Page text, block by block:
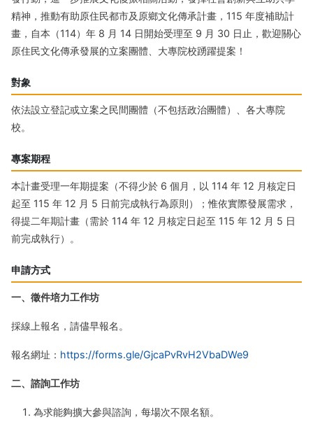
精神，推動有助原住民都市及原鄉文化傳承計畫，115 年度補助計
畫，自本（114）年 8 月 14 日開始受理至 9 月 30 日止，歡迎關心
原住民文化傳承發展的立案團體、大專院校踴躍提案！
對象
依法設立登記或立案之民間團體（不包括政治團體）、各大專院
校。
專案期程
本計畫受理一年期提案（不得少於 6 個月，以 114 年 12 月核定日
起至 115 年 12 月 5 日前完成執行為原則）；惟依實際發展需求，
得提二年期計畫（需於 114 年 12 月核定日起至 115 年 12 月 5 日
前完成執行）。
申請方式
一、徵件培力工作坊
採線上報名，請儘早報名。
報名網址： https://forms.gle/GjcaPvRvH2VbaDWe9
二、諮詢工作坊
為求能夠擴大參與諮詢，每場次不限名額。